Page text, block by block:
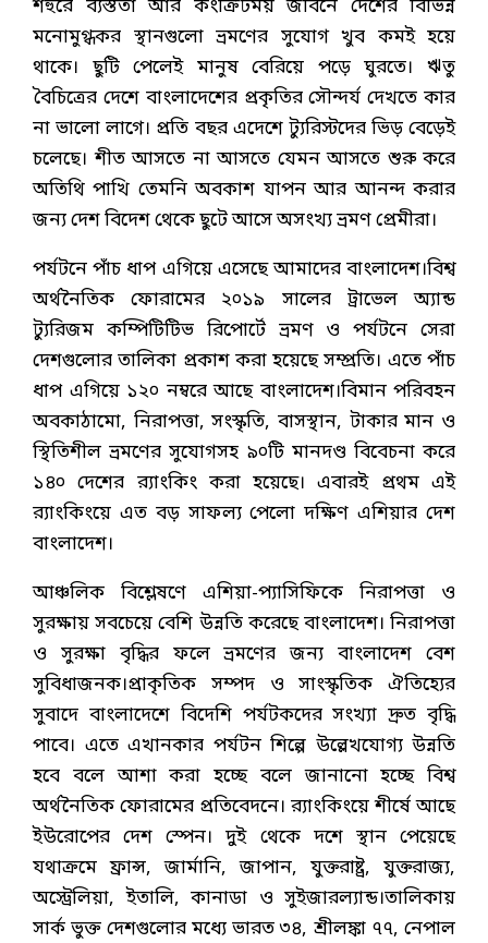
শহুরে ব্যস্ততা আর কংক্রিটময় জীবনে দেশের বিভিন্ন
মনোমুগ্ধকর স্থানগুলো ভ্রমণের সুযোগ খুব কমই হয়ে
থাকে। ছুটি পেলেই মানুষ বেরিয়ে পড়ে ঘুরতে। ঋতু
বৈচিত্রের দেশে বাংলাদেশের প্রকৃতির সৌন্দর্য দেখতে কার
না ভালো লাগে। প্রতি বছর এদেশে ট্যুরিস্টদের ভিড় বেড়েই
চলেছে। শীত আসতে না আসতে যেমন আসতে শুরু করে
অতিথি পাখি তেমনি অবকাশ যাপন আর আনন্দ করার
জন্য দেশ বিদেশ থেকে ছুটে আসে অসংখ্য ভ্রমণ প্রেমীরা।
পর্যটনে পাঁচ ধাপ এগিয়ে এসেছে আমাদের বাংলাদেশ।বিশ্ব
অর্থনৈতিক ফোরামের ২০১৯ সালের ট্রাভেল অ্যান্ড
ট্যুরিজম কম্পিটিটিভ রিপোর্টে ভ্রমণ ও পর্যটনে সেরা
দেশগুলোর তালিকা প্রকাশ করা হয়েছে সম্প্রতি। এতে পাঁচ
ধাপ এগিয়ে ১২০ নম্বরে আছে বাংলাদেশ।বিমান পরিবহন
অবকাঠামো, নিরাপত্তা, সংস্কৃতি, বাসস্থান, টাকার মান ও
স্থিতিশীল ভ্রমণের সুযোগসহ ৯০টি মানদণ্ড বিবেচনা করে
১৪০ দেশের র‌্যাংকিং করা হয়েছে। এবারই প্রথম এই
র‌্যাংকিংয়ে এত বড় সাফল্য পেলো দক্ষিণ এশিয়ার দেশ
বাংলাদেশ।
আঞ্চলিক বিশ্লেষণে এশিয়া-প্যাসিফিকে নিরাপত্তা ও
সুরক্ষায় সবচেয়ে বেশি উন্নতি করেছে বাংলাদেশ। নিরাপত্তা
ও সুরক্ষা বৃদ্ধির ফলে ভ্রমণের জন্য বাংলাদেশ বেশ
সুবিধাজনক।প্রাকৃতিক সম্পদ ও সাংস্কৃতিক ঐতিহ্যের
সুবাদে বাংলাদেশে বিদেশি পর্যটকদের সংখ্যা দ্রুত বৃদ্ধি
পাবে। এতে এখানকার পর্যটন শিল্পে উল্লেখযোগ্য উন্নতি
হবে বলে আশা করা হচ্ছে বলে জানানো হচ্ছে বিশ্ব
অর্থনৈতিক ফোরামের প্রতিবেদনে। র‌্যাংকিংয়ে শীর্ষে আছে
ইউরোপের দেশ স্পেন। দুই থেকে দশে স্থান পেয়েছে
যথাক্রমে ফ্রান্স, জার্মানি, জাপান, যুক্তরাষ্ট্র, যুক্তরাজ্য,
অস্ট্রেলিয়া, ইতালি, কানাডা ও সুইজারল্যান্ড।তালিকায়
সার্ক ভুক্ত দেশগুলোর মধ্যে ভারত ৩৪, শ্রীলঙ্কা ৭৭, নেপাল